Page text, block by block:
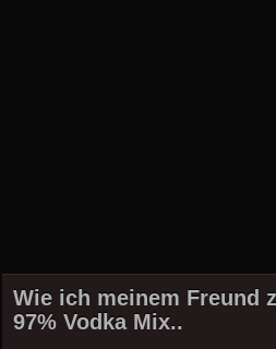
Wie ich meinem Freund
97% Vodka Mix..